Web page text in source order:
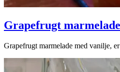
Grapefrugt
2025-
13
Grapefrugt marmelade med vanilje,